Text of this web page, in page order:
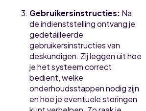
Gebruikersinstructies: Na
de indienststelling ontvang je
gedetailleerde
gebruikersinstructies van
deskundigen. Zij leggen uit hoe
je het systeem correct
bedient, welke
onderhoudsstappen nodig zijn
en hoe je eventuele storingen